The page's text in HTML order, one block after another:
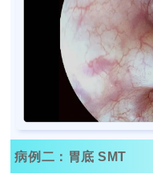
病例二： 胃底 SMT